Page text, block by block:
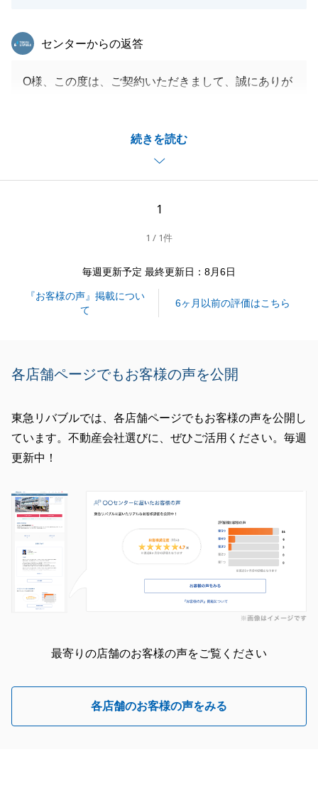
続きを読む
東急リバブル
センターからの返答
O様、この度は、ご契約いただきまして、誠にありが
お引き渡しができました。
O様の資産形成の一つとして携われましたこと、大変
うれしく思います。
この度は、誠にありがとうございました。
閉じる
1
1 / 1件
毎週更新予定 最終更新日：8月6日
『お客様の声』掲載につい
て
6ヶ月以前の評価はこちら
各店舗ページでもお客様の声を公開
東急リバブルでは、各店舗ページでもお客様の声を公開し
ています。不動産会社選びに、ぜひご活用ください。毎週
更新中！
最寄りの店舗のお客様の声をご覧ください
各店舗のお客様の声をみる